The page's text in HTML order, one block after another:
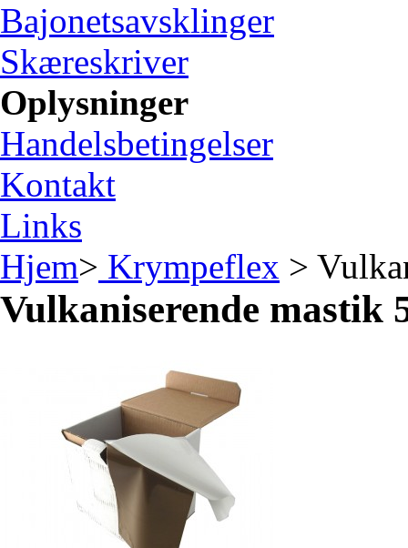
Bajonetsavsklinger
Skæreskriver
Oplysninger
Handelsbetingelser
Kontakt
Links
Hjem> Krympeflex >
Vulkaniserende mastik